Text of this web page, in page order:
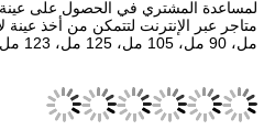
لمساعدة المشتري في الحصول على عينة
مل، 90 مل، 105 مل، 125 مل، 123 مل، 132 مل,